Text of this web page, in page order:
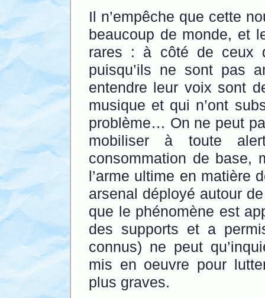
Il n’empêche que cette
beaucoup de monde, et
rares : à côté de ceux
puisqu’ils ne sont pas
entendre leur voix sont
musique et qui n’ont
problème… On ne peut
mobiliser à toute
consommation de base,
l’arme ultime en matière
arsenal déployé autour
que le phénomène est
des supports et a
connus) ne peut
mis en oeuvre pour
plus graves.